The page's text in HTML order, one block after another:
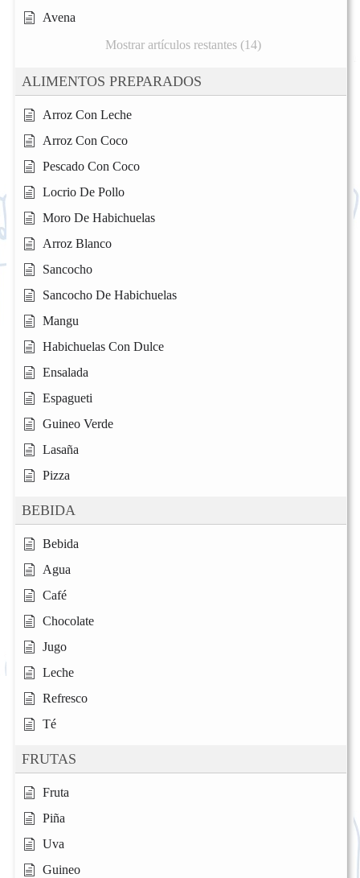
Avena
Mostrar artículos restantes (14)
ALIMENTOS PREPARADOS
Arroz Con Leche
Arroz Con Coco
Pescado Con Coco
Locrio De Pollo
Moro De Habichuelas
Arroz Blanco
Sancocho
Sancocho De Habichuelas
Mangu
Habichuelas Con Dulce
Ensalada
Espagueti
Guineo Verde
Lasaña
Pizza
BEBIDA
Bebida
Agua
Café
Chocolate
Jugo
Leche
Refresco
Té
FRUTAS
Fruta
Piña
Uva
Guineo